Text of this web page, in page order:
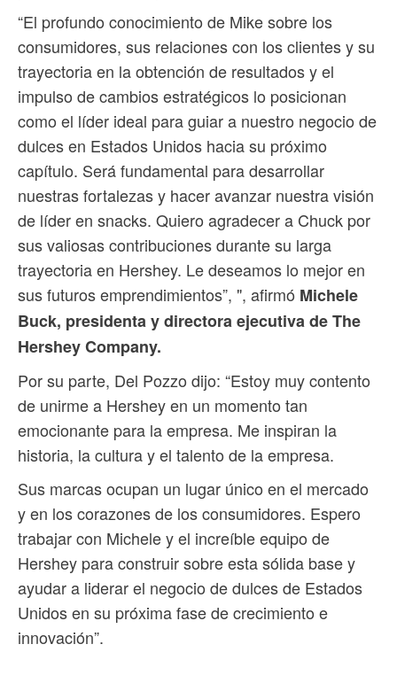
“El profundo conocimiento de Mike sobre los
consumidores, sus relaciones con los clientes y su
trayectoria en la obtención de resultados y el
impulso de cambios estratégicos lo posicionan
como el líder ideal para guiar a nuestro negocio de
dulces en Estados Unidos hacia su próximo
capítulo. Será fundamental para desarrollar
nuestras fortalezas y hacer avanzar nuestra visión
de líder en snacks. Quiero agradecer a Chuck por
sus valiosas contribuciones durante su larga
trayectoria en Hershey. Le deseamos lo mejor en
sus futuros emprendimientos”, ", afirmó Michele
Buck, presidenta y directora ejecutiva de The
Hershey Company.
Por su parte, Del Pozzo dijo: “Estoy muy contento
de unirme a Hershey en un momento tan
emocionante para la empresa. Me inspiran la
historia, la cultura y el talento de la empresa.
Sus marcas ocupan un lugar único en el mercado
y en los corazones de los consumidores. Espero
trabajar con Michele y el increíble equipo de
Hershey para construir sobre esta sólida base y
ayudar a liderar el negocio de dulces de Estados
Unidos en su próxima fase de crecimiento e
innovación”.